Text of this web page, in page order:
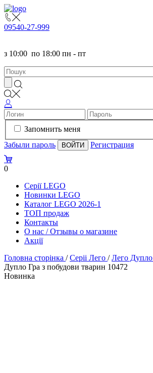
09540-27-999
з 10:00 по 18:00 пн - пт
Запомнить меня
Забыли пароль
Регистрация
0
Серії LEGO
Новинки LEGO
Каталог LEGO 2026-1
TOП продаж
Контакты
О нас / Отзывы о магазине
Акції
Головна сторінка /Серіі Лего /Лего Дупло
Дупло Гра з побудови тварин 10472
Новинка